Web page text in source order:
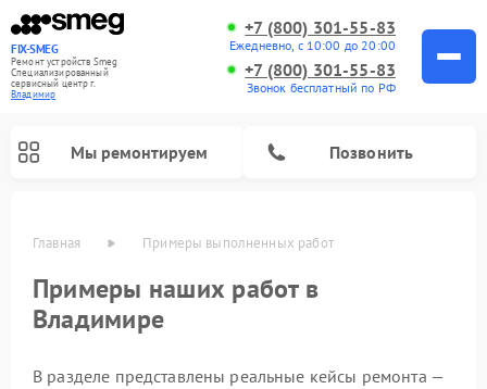
FIX-SMEG
Ремонт устройств Smeg
Специализированный
cервисный центр г.
Владимир
+7 (800) 301-55-83
Ежедневно, с 10:00 до 20:00
+7 (800) 301-55-83
Звонок бесплатный по РФ
Мы ремонтируем Позвонить
Главная Примеры выполненных работ
Примеры наших работ в
Владимире
В разделе представлены реальные кейсы ремонта —